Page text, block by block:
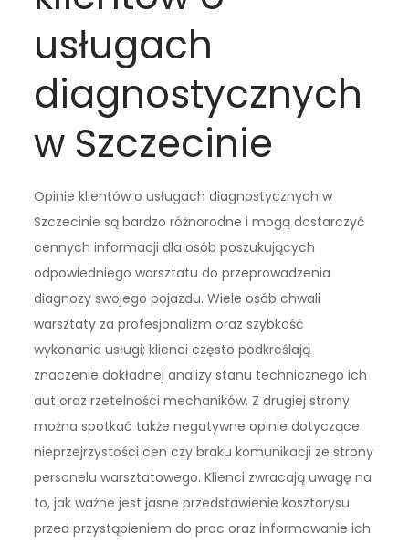
usługach
diagnostycznych
w Szczecinie
Opinie klientów o usługach diagnostycznych w
Szczecinie są bardzo różnorodne i mogą dostarczyć
cennych informacji dla osób poszukujących
odpowiedniego warsztatu do przeprowadzenia
diagnozy swojego pojazdu. Wiele osób chwali
warsztaty za profesjonalizm oraz szybkość
wykonania usługi; klienci często podkreślają
znaczenie dokładnej analizy stanu technicznego ich
aut oraz rzetelności mechaników. Z drugiej strony
można spotkać także negatywne opinie dotyczące
nieprzejrzystości cen czy braku komunikacji ze strony
personelu warsztatowego. Klienci zwracają uwagę na
to, jak ważne jest jasne przedstawienie kosztorysu
przed przystąpieniem do prac oraz informowanie ich